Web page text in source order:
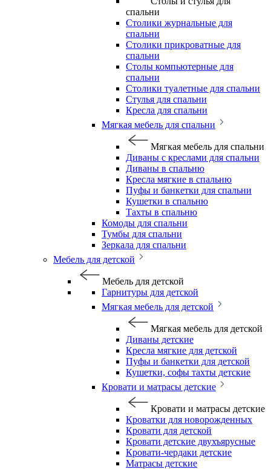
спальни
Столики журнальные для
спальни
Столики прикроватные для
спальни
Столы компьютерные для
спальни
Столики туалетные для спальни
Стулья для спальни
Кресла для спальни
Мягкая мебель для спальни
Мягкая мебель для спальни
Диваны с креслами для спальни
Диваны в спальню
Кресла мягкие в спальню
Пуфы и банкетки для спальни
Кушетки в спальню
Тахты в спальню
Комоды для спальни
Тумбы для спальни
Зеркала для спальни
Мебель для детской
Мебель для детской
Гарнитуры для детской
Мягкая мебель для детской
Мягкая мебель для детской
Диваны детские
Кресла мягкие для детской
Пуфы и банкетки для детской
Кушетки, софы тахты детские
Кровати и матрасы детские
Кровати и матрасы детские
Кроватки для новорожденных
Кровати для детской
Кровати детские двухъярусные
Кровати-чердаки детские
Матрасы детские